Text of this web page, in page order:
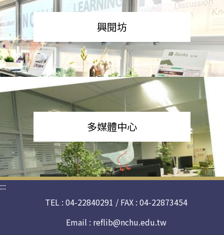
興閱坊
多媒體中心
:::
TEL : 04-22840291 / FAX : 04-22873454
Email : reflib@nchu.edu.tw